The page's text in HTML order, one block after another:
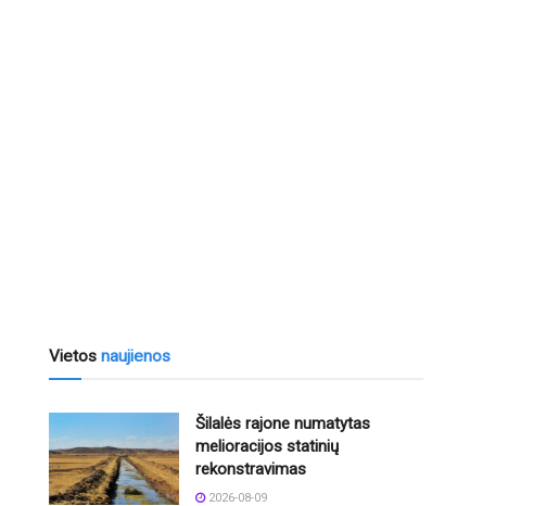
Vietos naujienos
Šilalės rajone numatytas
melioracijos statinių
rekonstravimas
2026-08-09